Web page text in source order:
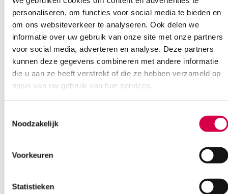
personaliseren, om functies voor social media te bieden en
om ons websiteverkeer te analyseren. Ook delen we
informatie over uw gebruik van onze site met onze partners
voor social media, adverteren en analyse. Deze partners
kunnen deze gegevens combineren met andere informatie
die u aan ze heeft verstrekt of die ze hebben verzameld op
basis van uw gebruik van hun services.
Noodzakelijk
Voorkeuren
Statistieken